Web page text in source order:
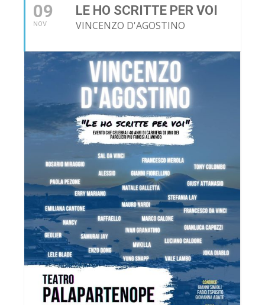
09
NOV
LE HO SCRITTE PER VOI
VINCENZO D'AGOSTINO